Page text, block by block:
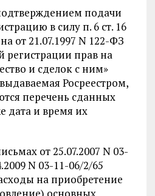
подачи
в силу п. 6 ст. 16
от 21.07.1997 N 122-ФЗ
регистрации прав на
и сделок с ним»
Росреестром,
перечень сданных
дата и время их
от 25.07.2007 N 03-
N 03-11-06/2/65
на приобретение